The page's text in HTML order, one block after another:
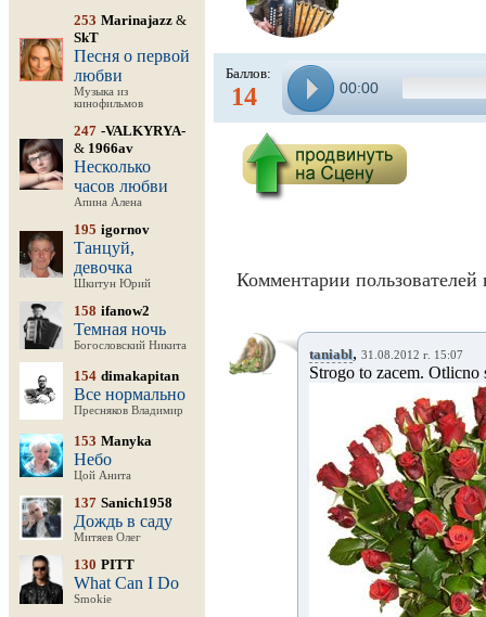
253 Marinajazz &
SkT
Песня о первой
любви
Музыка из
кинофильмов
247 -VALKYRYA-
& 1966av
Несколько
часов любви
Апина Алена
195 igornov
Танцуй,
девочка
Шкитун Юрий
158 ifanow2
Темная ночь
Богословский Никита
154 dimakapitan
Все нормально
Пресняков Владимир
153 Manyka
Небо
Цой Анита
137 Sanich1958
Дождь в саду
Митяев Олег
130 PITT
What Can I Do
Smokie
Баллов:
14 00:00
Комментарии пользователей
taniabl, 31.08.2012 г. 15:07
Strogo to zacem.